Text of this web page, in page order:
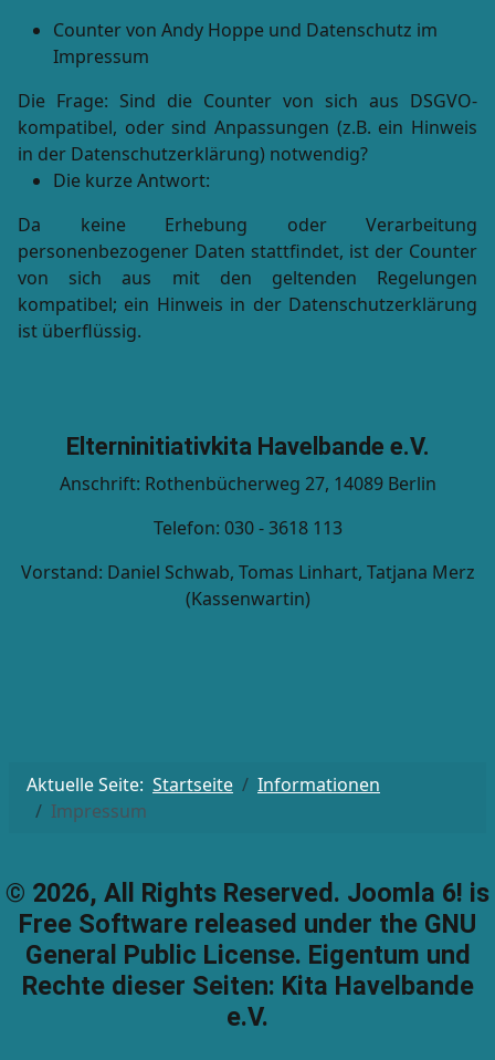
Counter von Andy Hoppe und Datenschutz im
Impressum
Die Frage: Sind die Counter von sich aus DSGVO-
kompatibel, oder sind Anpassungen (z.B. ein Hinweis
in der Datenschutzerklärung) notwendig?
Die kurze Antwort:
Da keine Erhebung oder Verarbeitung
personenbezogener Daten stattfindet, ist der Counter
von sich aus mit den geltenden Regelungen
kompatibel; ein Hinweis in der Datenschutzerklärung
ist überflüssig.
Elterninitiativkita Havelbande e.V.
Anschrift: Rothenbücherweg 27, 14089 Berlin
Telefon: 030 - 3618 113
Vorstand: Daniel Schwab, Tomas Linhart, Tatjana Merz
(Kassenwartin)
Aktuelle Seite: Startseite
Informationen
Impressum
© 2026, All Rights Reserved. Joomla 6! is
Free Software released under the GNU
General Public License. Eigentum und
Rechte dieser Seiten: Kita Havelbande
e.V.